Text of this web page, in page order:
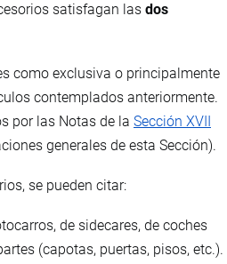
satisfagan las dos
como exclusiva o principalmente
contemplados anteriormente.
por las Notas de la Sección XVII
generales de esta Sección).
se pueden citar:
de sidecares, de coches
(capotas, puertas, pisos, etc.).